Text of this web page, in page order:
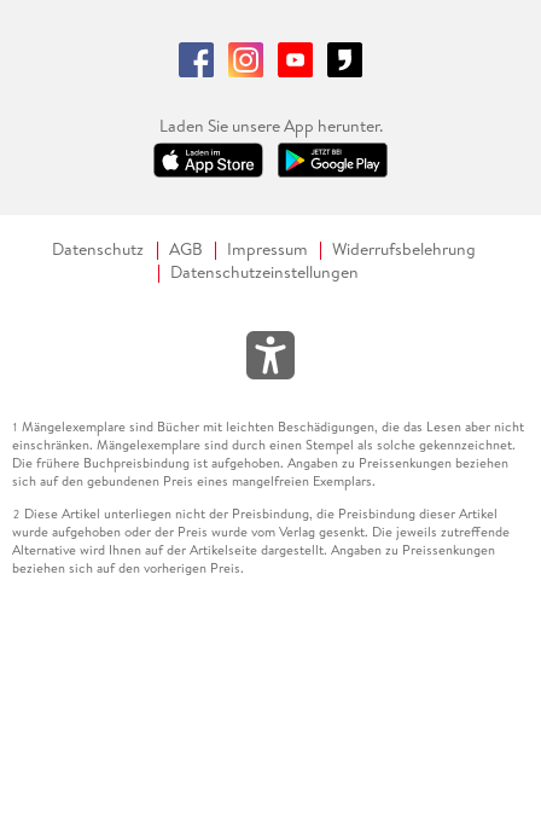
Laden Sie unsere App herunter.
Datenschutz AGB Impressum
Widerrufsbelehrung
Datenschutzeinstellungen
1 Mängelexemplare sind Bücher mit leichten Beschädigungen, die das Lesen aber nicht
einschränken. Mängelexemplare sind durch einen Stempel als solche gekennzeichnet.
Die frühere Buchpreisbindung ist aufgehoben. Angaben zu Preissenkungen beziehen
sich auf den gebundenen Preis eines mangelfreien Exemplars.
2 Diese Artikel unterliegen nicht der Preisbindung, die Preisbindung dieser Artikel
wurde aufgehoben oder der Preis wurde vom Verlag gesenkt. Die jeweils zutreffende
Alternative wird Ihnen auf der Artikelseite dargestellt. Angaben zu Preissenkungen
beziehen sich auf den vorherigen Preis.